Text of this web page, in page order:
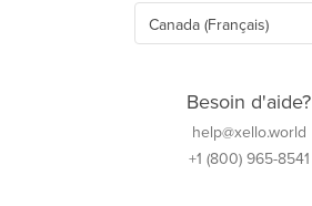
Besoin d'aide?
help@xello.world
+1 (800) 965-8541